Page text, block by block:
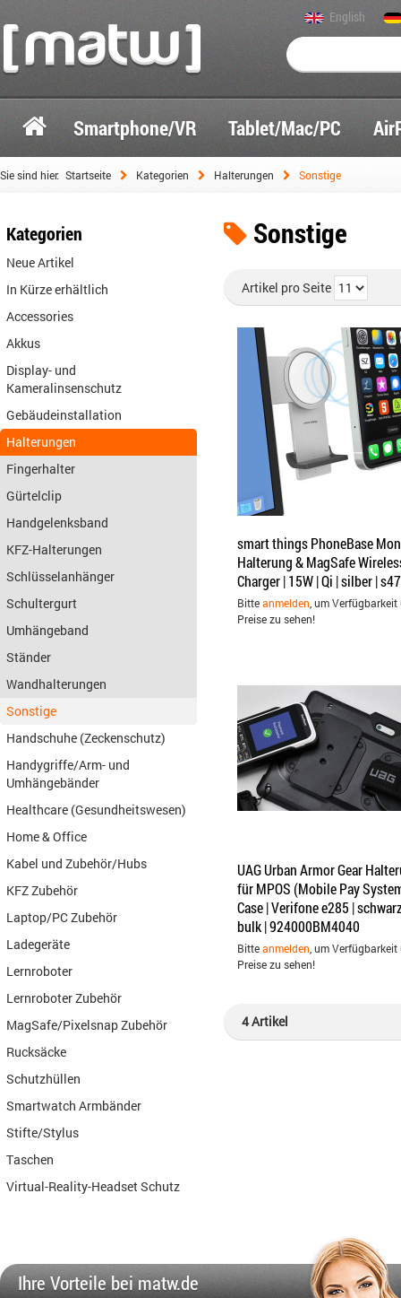
English
Smartphone/VR Tablet/Mac/PC
Sie sind hier: Startseite Kategorien Halterungen Sonstige
Sonstige
Artikel pro Seite
smart things PhoneBase
Halterung & MagSafe
Charger | 15W | Qi | silber | s47
Bitteanmelden , um
Preise zu sehen!
UAG Urban Armor Gear
für MPOS (Mobile Pay
Case | Verifone e285 |
bulk | 924000BM4040
Bitteanmelden , um
Preise zu sehen!
4 Artikel
Kategorien
Neue Artikel
In Kürze erhältlich
Accessories
Akkus
Display- und
Kameralinsenschutz
Gebäudeinstallation
Halterungen
Fingerhalter
Gürtelclip
Handgelenksband
KFZ-Halterungen
Schlüsselanhänger
Schultergurt
Umhängeband
Ständer
Wandhalterungen
Sonstige
Handschuhe (Zeckenschutz)
Handygriffe/Arm- und
Umhängebänder
Healthcare (Gesundheitswesen)
Home & Office
Kabel und Zubehör/Hubs
KFZ Zubehör
Laptop/PC Zubehör
Ladegeräte
Lernroboter
Lernroboter Zubehör
MagSafe/Pixelsnap Zubehör
Rucksäcke
Schutzhüllen
Smartwatch Armbänder
Stifte/Stylus
Taschen
Virtual-Reality-Headset Schutz
Ihre Vorteile bei matw.de